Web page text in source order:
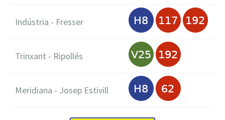
Indústria - Fresser
Trinxant - Ripollés
Meridiana - Josep Estivill